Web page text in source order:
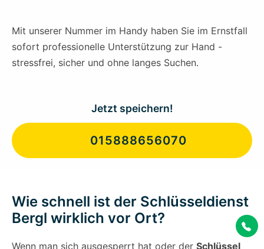
Mit unserer Nummer im Handy haben Sie im Ernstfall
sofort professionelle Unterstützung zur Hand -
stressfrei, sicher und ohne langes Suchen.
Jetzt speichern!
015888656070
Wie schnell ist der Schlüsseldienst
Bergl wirklich vor Ort?
Wenn man sich ausgesperrt hat oder der Schlüssel